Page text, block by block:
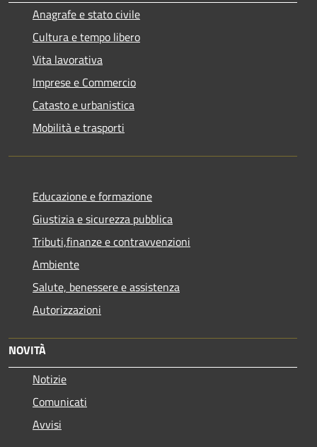
Anagrafe e stato civile
Cultura e tempo libero
Vita lavorativa
Imprese e Commercio
Catasto e urbanistica
Mobilità e trasporti
Educazione e formazione
Giustizia e sicurezza pubblica
Tributi,finanze e contravvenzioni
Ambiente
Salute, benessere e assistenza
Autorizzazioni
NOVITÀ
Notizie
Comunicati
Avvisi